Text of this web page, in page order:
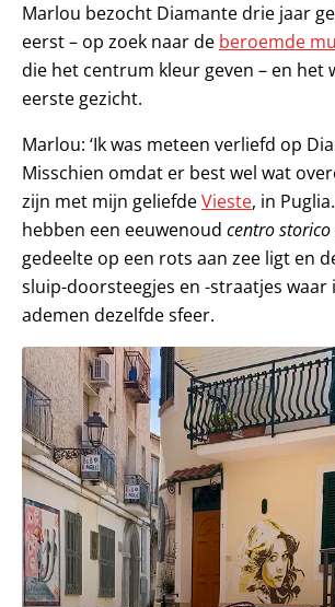
Marlou bezocht Diamante drie jaar
eerst – op zoek naar de beroemde
die het centrum kleur geven – en het
eerste gezicht.
Marlou: ‘Ik was meteen verliefd op
Misschien omdat er best wel wat
zijn met mijn geliefdeVieste, in
hebben een eeuwenoud centro storico
gedeelte op een rots aan zee ligt en
sluip-doorsteegjes en -straatjes waar
ademen dezelfde sfeer.